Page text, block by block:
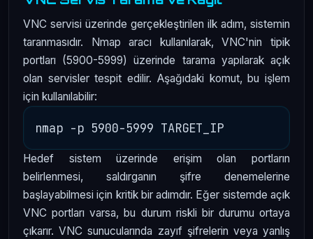
VNC servisi üzerinde gerçekleştirilen ilk adım, sistemin
taranmasıdır. Nmap aracı kullanılarak, VNC'nin tipik
portları (5900-5999) üzerinde tarama yapılarak açık
olan servisler tespit edilir. Aşağıdaki komut, bu işlem
için kullanılabilir:
Hedef sistem üzerinde erişim olan portların
belirlenmesi, saldırganın şifre denemelerine
başlayabilmesi için kritik bir adımdır. Eğer sistemde açık
VNC portları varsa, bu durum riskli bir durumu ortaya
çıkarır. VNC sunucularında zayıf şifrelerin veya yanlış